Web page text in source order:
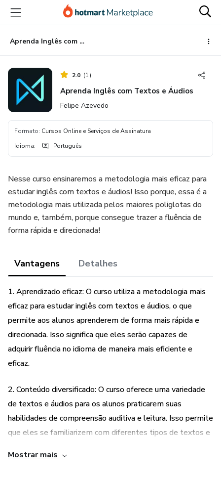
para
conteúdo
principal
para
pagamento
para
rodapé
Aprenda Inglês com Textos e Áudios
2.0 (1)
Aprenda Inglês com Textos e Áudios
Felipe Azevedo
Formato: Cursos Online e Serviços de Assinatura
Idioma: Português
Nesse curso ensinaremos a metodologia mais eficaz para
estudar inglês com textos e áudios! Isso porque, essa é a
metodologia mais utilizada pelos maiores poliglotas do
mundo e, também, porque consegue trazer a fluência de
forma rápida e direcionada!
Vantagens Detalhes
1. Aprendizado eficaz: O curso utiliza a metodologia mais
eficaz para estudar inglês com textos e áudios, o que
permite aos alunos aprenderem de forma mais rápida e
direcionada. Isso significa que eles serão capazes de
adquirir fluência no idioma de maneira mais eficiente e
eficaz.
2. Conteúdo diversificado: O curso oferece uma variedade
de textos e áudios para os alunos praticarem suas
habilidades de compreensão auditiva e leitura. Isso permite
que eles se familiarizem com diferentes tipos de textos e
compreensão abrangente do idioma. Além disso, a
Mostrar mais